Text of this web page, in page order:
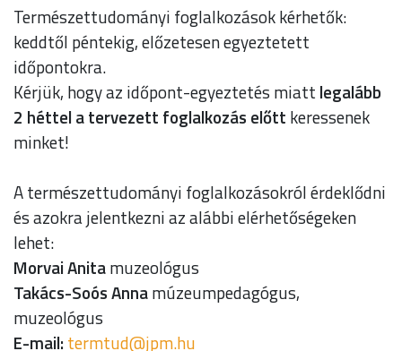
Természettudományi foglalkozások kérhetők:
keddtől péntekig, előzetesen egyeztetett
időpontokra.
Kérjük, hogy az időpont-egyeztetés miatt legalább
2 héttel a tervezett foglalkozás előtt keressenek
minket!
A természettudományi foglalkozásokról érdeklődni
és azokra jelentkezni az alábbi elérhetőségeken
lehet:
Morvai Anitamuzeológus
Takács-Soós Annamúzeumpedagógus,
muzeológus
E-mail: uh.mpj@dutmret